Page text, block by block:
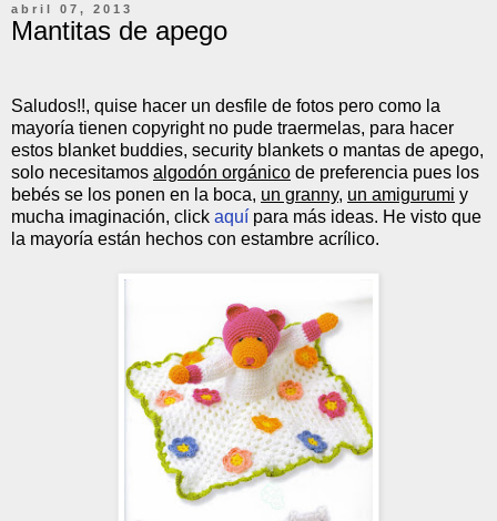
abril 07, 2013
Mantitas de apego
Saludos!!, quise hacer un desfile de fotos pero como la
mayoría tienen copyright no pude traermelas, para hacer
estos blanket buddies, security blankets o mantas de apego,
solo necesitamos algodón orgánico de preferencia pues los
bebés se los ponen en la boca, un granny, un amigurumi y
mucha imaginación, click aquí para más ideas. He visto que
la mayoría están hechos con estambre acrílico.